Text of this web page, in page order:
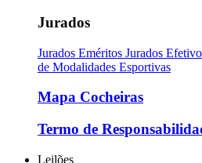
Jurados
Jurados Eméritos Jurados
de Modalidades Esportivas
Mapa Cocheiras
Termo de
Leilões